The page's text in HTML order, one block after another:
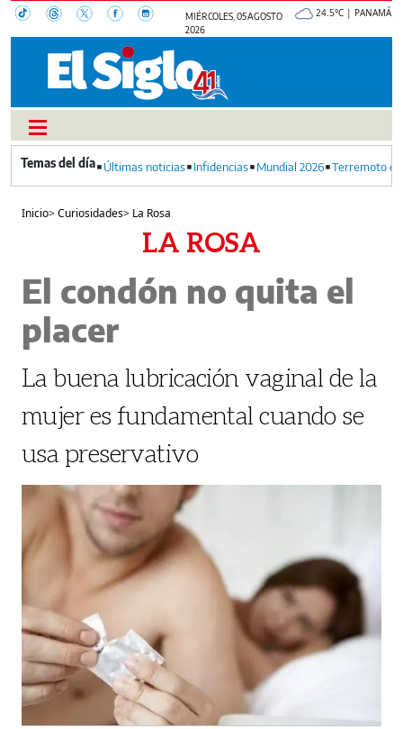
MIÉRCOLES, 05 AGOSTO
2026
24.5°C | PANAMÁ
Últimas noticias Infidencias Mundial 2026 Terremoto
Inicio>Curiosidades> La Rosa
LA ROSA
El condón no quita el
placer
La buena lubricación vaginal de la
mujer es fundamental cuando se
usa preservativo